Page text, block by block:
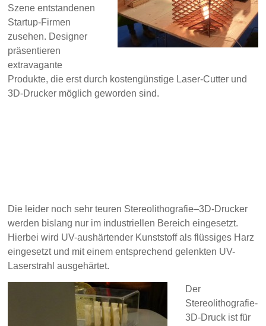
Szene entstandenen
Startup-Firmen
zusehen. Designer
präsentieren
extravagante
Produkte, die erst durch kostengünstige Laser-Cutter und
3D-Drucker möglich geworden sind.
Die leider noch sehr teuren Stereolithografie–3D-Drucker
werden bislang nur im industriellen Bereich eingesetzt.
Hierbeiwird UV-aushärtender Kunststoff als flüssiges Harz
eingesetzt und mit einementsprechend gelenkten UV-
Laserstrahlausgehärtet.
Der
Stereolithografie-
3D-Druck ist für